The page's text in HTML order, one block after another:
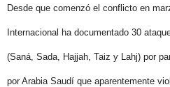
Desde que comenzó el conflicto en
Internacional ha documentado 30
(Saná, Sada, Hajjah, Taiz y Lahj) por
por Arabia Saudí que aparentemente